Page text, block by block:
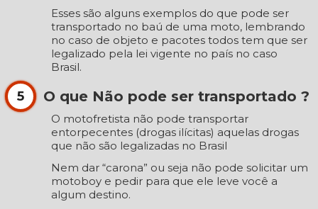
Esses são alguns exemplos do que pode ser
transportado no baú de uma moto, lembrando
no caso de objeto e pacotes todos tem que ser
legalizado pela lei vigente no país no caso
Brasil.
5 O que Não pode ser transportado ?
O motofretista não pode transportar
entorpecentes (drogas ilícitas) aquelas drogas
que não são legalizadas no Brasil
Nem dar “carona” ou seja não pode solicitar um
motoboy e pedir para que ele leve você a
algum destino.